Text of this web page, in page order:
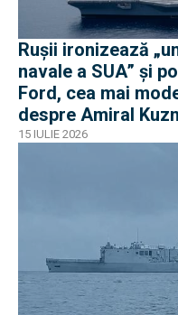
Rușii ironizează
navale a SUA” și
Ford, cea mai
despre Amiral
ruginit la cheu
15 IULIE 2026